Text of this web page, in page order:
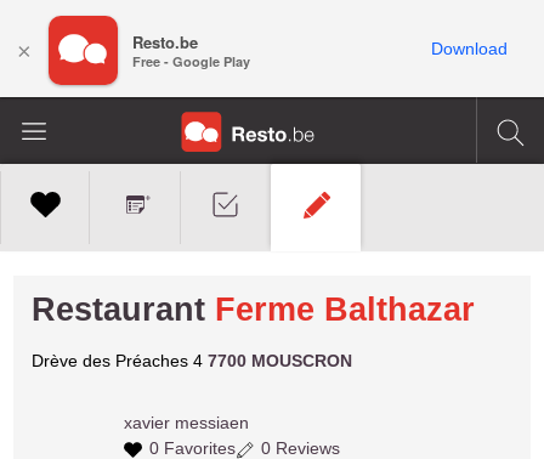
Restaurant Ferme Balthazar
Drève des Préaches 47700 MOUSCRON
xavier messiaen
0 Favorites
0 Reviews
× Resto.be
Free - Google Play
Download